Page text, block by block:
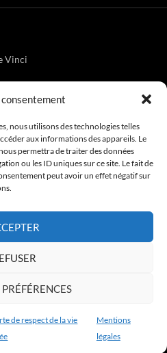
nous utilisons des technologies telles
aux informations des appareils. Le
permettra de traiter des données
ou les ID uniques sur ce site. Le fait de
peut avoir un effet négatif sur
de respect de la vie
Mentions
légales
Vinci
Apollonia 1
propulsé par WordPress